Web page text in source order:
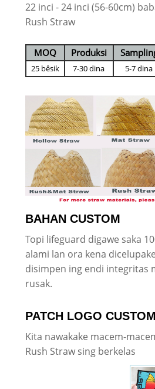
22 inci - 24 inci (56-60cm)
Rush Straw
MOQ Produksi
25 bêsik 7-30 dina 5-7 dina
BAHAN CUSTOM
Topi lifeguard digawe saka
alami lan ora kena
disimpen ing endi integritas
rusak.
PATCH LOGO CUSTOM
Kita nawakake macem-
Rush Straw sing berkelas